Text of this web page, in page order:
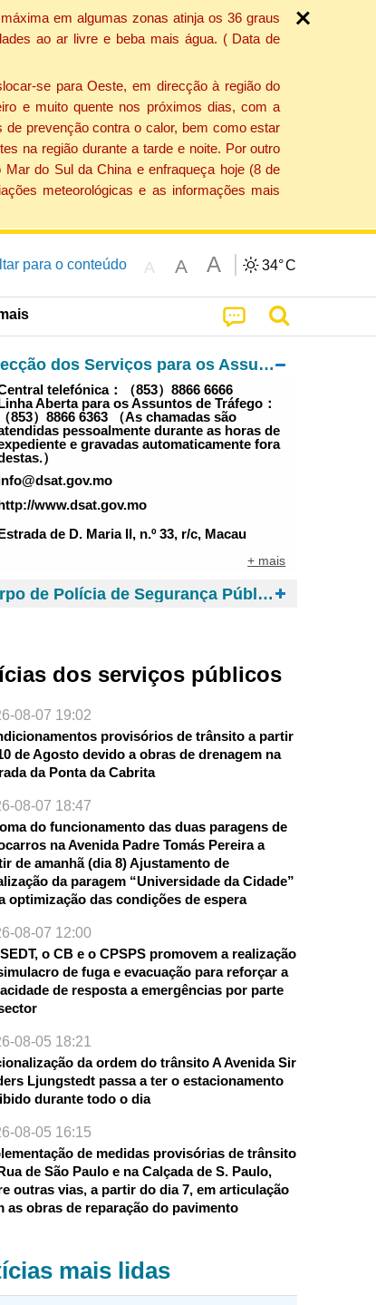
em algumas zonas atinja os 36 graus
ao ar livre e beba mais água. ( Data de
se para Oeste, em direcção à região do
e muito quente nos próximos dias, com a
prevenção contra o calor, bem como estar
na região durante a tarde e noite. Por outro
do Sul da China e enfraqueça hoje (8 de
meteorológicas e as informações mais
para o conteúdo A A A 34°C
Direcção dos Serviços para os Assuntos de Tráfego
telefónica：（853）8866 6666
Aberta para os Assuntos de Tráfego：
（853）8866 6363 （As chamadas são
pessoalmente durante as horas de
e gravadas automaticamente fora
）
www.dsat.gov.mo
de D. Maria II, n.º 33, r/c, Macau
+ mais
Corpo de Polícia de Segurança Pública
dos serviços públicos
08-07 19:02
provisórios de trânsito a partir
de Agosto devido a obras de drenagem na
da Ponta da Cabrita
08-07 18:47
do funcionamento das duas paragens de
na Avenida Padre Tomás Pereira a
de amanhã (dia 8) Ajustamento de
da paragem “Universidade da Cidade”
optimização das condições de espera
08-07 12:00
o CB e o CPSPS promovem a realização
de fuga e evacuação para reforçar a
de resposta a emergências por parte
08-05 18:21
da ordem do trânsito A Avenida Sir
Ljungstedt passa a ter o estacionamento
durante todo o dia
08-05 16:15
de medidas provisórias de trânsito
de São Paulo e na Calçada de S. Paulo,
outras vias, a partir do dia 7, em articulação
as obras de reparação do pavimento
mais lidas